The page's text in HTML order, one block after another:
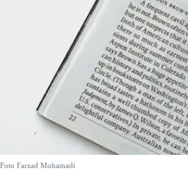
Foto Farzad Mohamadi